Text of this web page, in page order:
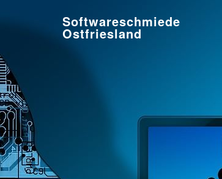
Softwareschmiede
Ostfriesland